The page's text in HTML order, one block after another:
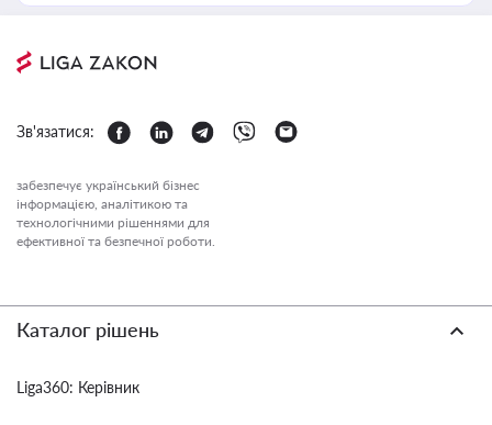
Зв'язатися:
забезпечує український бізнес
інформацією, аналітикою та
технологічними рішеннями для
ефективної та безпечної роботи.
Каталог рішень
Liga360: Керівник